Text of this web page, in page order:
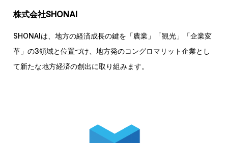
株式会社SHONAI
SHONAIは、地方の経済成長の鍵を「農業」「観光」「企業変
革」の3領域と位置づけ、地方発のコングロマリット企業とし
て新たな地方経済の創出に取り組みます。